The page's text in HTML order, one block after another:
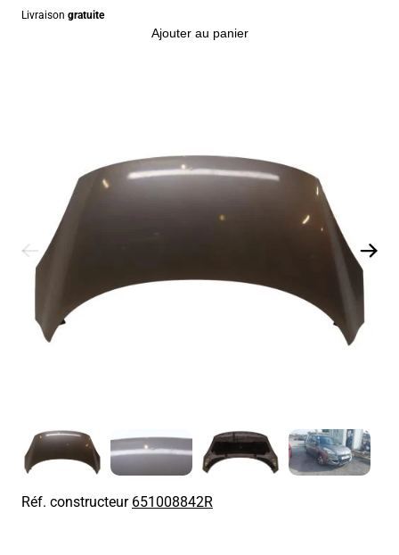
Livraison gratuite
Ajouter au panier
Réf. constructeur651008842R